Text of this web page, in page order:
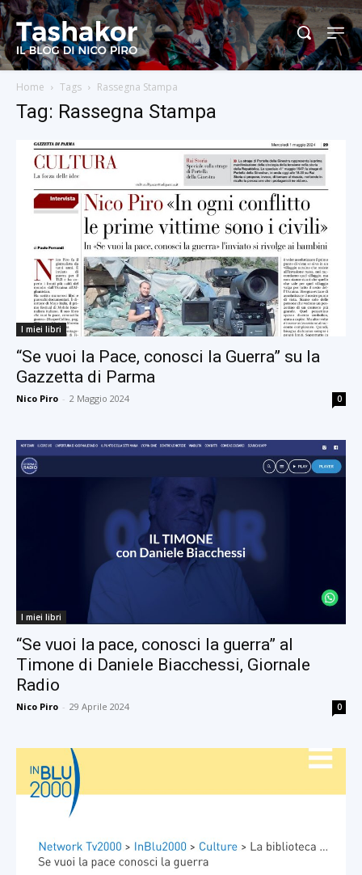
Home Tags Rassegna Stampa
Tag: Rassegna Stampa
I miei libri
“Se vuoi la Pace, conosci la Guerra” su la
Gazzetta di Parma
Nico Piro - 2 Maggio 2024 0
I miei libri
“Se vuoi la pace, conosci la guerra” al
Timone di Daniele Biacchessi, Giornale
Radio
Nico Piro - 29 Aprile 2024 0